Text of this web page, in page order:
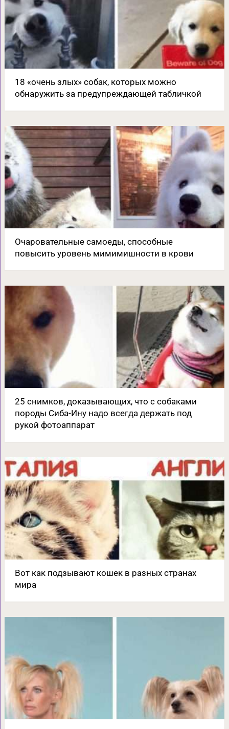
18 «очень злых» собак, которых можно
обнаружить за предупреждающей табличкой
Очаровательные самоеды, способные
повысить уровень мимимишности в крови
25 снимков, доказывающих, что с собаками
породы Сиба-Ину надо всегда держать под
рукой фотоаппарат
Вот как подзывают кошек в разных странах
мира